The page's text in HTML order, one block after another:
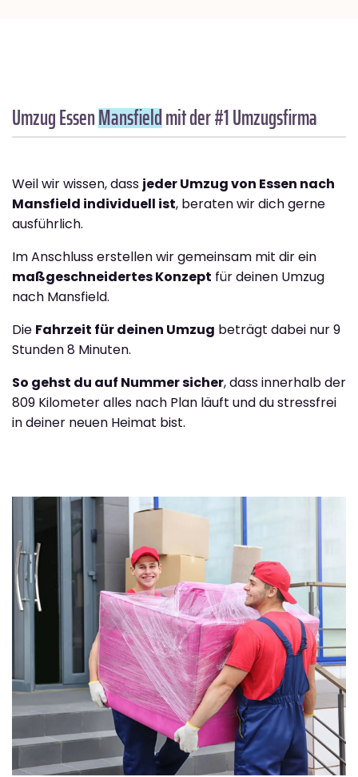
Umzug EssenMansfieldmit der #1 Umzugsfirma
Weil wir wissen, dass jeder Umzug von Essen nach
Mansfield individuell ist, beraten wir dich gerne
ausführlich.
Im Anschluss erstellen wir gemeinsam mit dir ein
maßgeschneidertes Konzept für deinen Umzug
nach Mansfield.
Die Fahrzeit für deinen Umzug beträgt dabei nur 9
Stunden 8 Minuten.
So gehst du auf Nummer sicher, dass innerhalb der
809 Kilometer alles nach Plan läuft und du stressfrei
in deiner neuen Heimat bist.